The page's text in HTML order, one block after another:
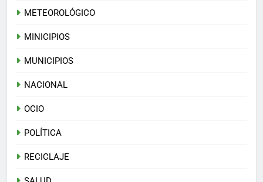
METEOROLÓGICO
MINICIPIOS
MUNICIPIOS
NACIONAL
OCIO
POLÍTICA
RECICLAJE